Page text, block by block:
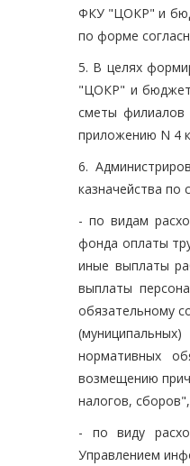
ФКУ "ЦОКР" и
по форме
5. В целях
"ЦОКР" и
сметы филиалов
приложению N 4
6.
казначейства по
- по видам
фонда оплаты
иные выплаты
выплаты
обязательному
нормативных
возмещению
налогов,
- по виду
Управлением